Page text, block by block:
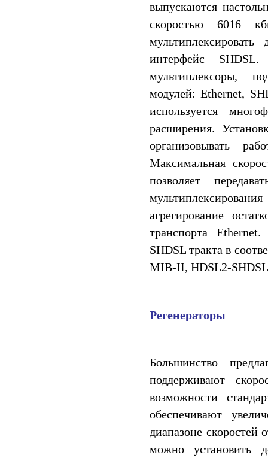
выпускаются
скоростью 6016
интерфейс
мультиплексоры,
модулей: Ethernet,
используется
расширения.
организовывать
Максимальная
позволяет
агрегирование
транспорта
SHDSL тракта в
MIB-II, HDSL2-
Регенераторы
Большинство
поддерживают
возможности
обеспечивают
диапазоне
можно установить